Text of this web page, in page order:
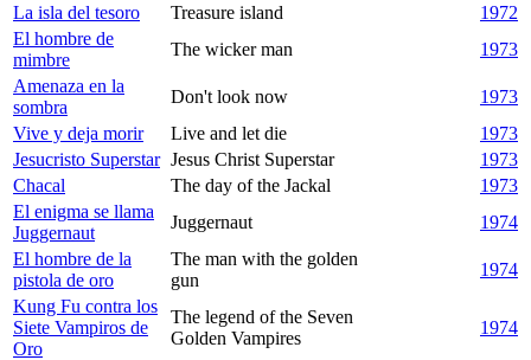
La isla del tesoro
Treasure island
1972
El hombre de
mimbre
The wicker man
1973
Amenaza en la
sombra
Don't look now
1973
Vive y deja morir
Live and let die
1973
Jesucristo Superstar Jesus Christ Superstar
1973
Chacal
The day of the Jackal
1973
El enigma se llama
Juggernaut
Juggernaut
1974
El hombre de la
pistola de oro
The man with the golden
gun
1974
Kung Fu contra los
Siete Vampiros de
Oro
The legend of the Seven
Golden Vampires
1974